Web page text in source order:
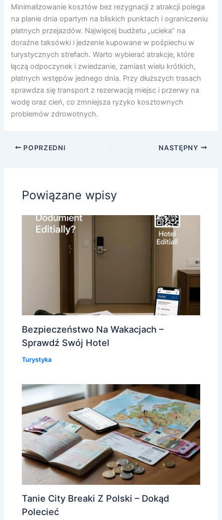
Minimalizowanie kosztów bez rezygnacji z atrakcji polega
na planie dnia opartym na bliskich punktach i ograniczeniu
płatnych przejazdów. Najwięcej budżetu „ucieka” na
doraźne taksówki i jedzenie kupowane w pośpiechu w
turystycznych strefach. Warto wybierać atrakcje, które
łączą odpoczynek i zwiedzanie, zamiast wielu krótkich,
płatnych wstępów jednego dnia. Przy dłuższych trasach
sprawdza się transport z rezerwacją miejsc i przerwy na
wodę oraz cień, co zmniejsza ryzyko kosztownych
problemów zdrowotnych.
POPRZEDNI NASTĘPNY
Powiązane wpisy
Bezpieczeństwo Na Wakacjach –
Sprawdź Swój Hotel
Turystyka
Tanie City Breaki Z Polski – Dokąd
Polecieć